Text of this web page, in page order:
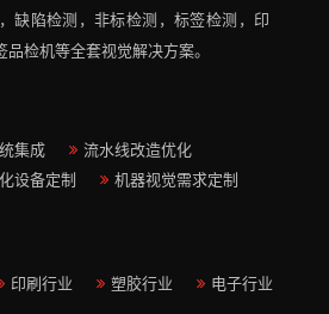
缺陷检测，非标检测，标签检测，印
检机等​全套视觉解决方案​。
集成
流水线改造优化
设备定制 机器视觉需求定制
印刷行业 塑胶行业
电子行业